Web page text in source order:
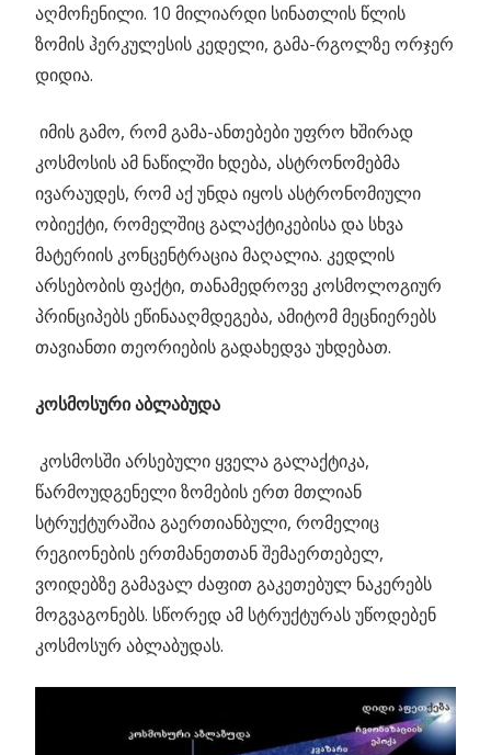
აღმოჩენილი. 10 მილიარდი სინათლის წლის
ზომის ჰერკულესის კედელი, გამა-რგოლზე ორჯერ
დიდია.
იმის გამო, რომ გამა-ანთებები უფრო ხშირად
კოსმოსის ამ ნაწილში ხდება, ასტრონომებმა
ივარაუდეს, რომ აქ უნდა იყოს ასტრონომიული
ობიექტი, რომელშიც გალაქტიკებისა და სხვა
მატერიის კონცენტრაცია მაღალია. კედლის
არსებობის ფაქტი, თანამედროვე კოსმოლოგიურ
პრინციპებს ეწინააღმდეგება, ამიტომ მეცნიერებს
თავიანთი თეორიების გადახედვა უხდებათ.
კოსმოსური აბლაბუდა
კოსმოსში არსებული ყველა გალაქტიკა,
წარმოუდგენელი ზომების ერთ მთლიან
სტრუქტურაშია გაერთიანბული, რომელიც
რეგიონების ერთმანეთთან შემაერთებელ,
ვოიდებზე გამავალ ძაფით გაკეთებულ ნაკერებს
მოგვაგონებს. სწორედ ამ სტრუქტურას უწოდებენ
კოსმოსურ აბლაბუდას.